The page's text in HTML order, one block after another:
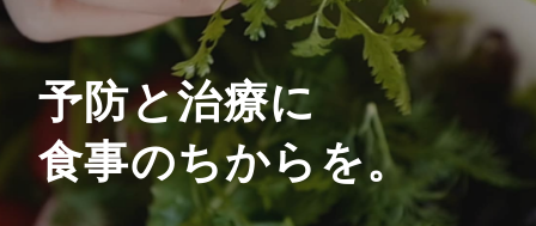
予防と治療に
食事のちからを。